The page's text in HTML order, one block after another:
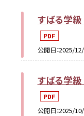
すばる学
PDF
公開日 2025/
すばる学
PDF
公開日 2025/